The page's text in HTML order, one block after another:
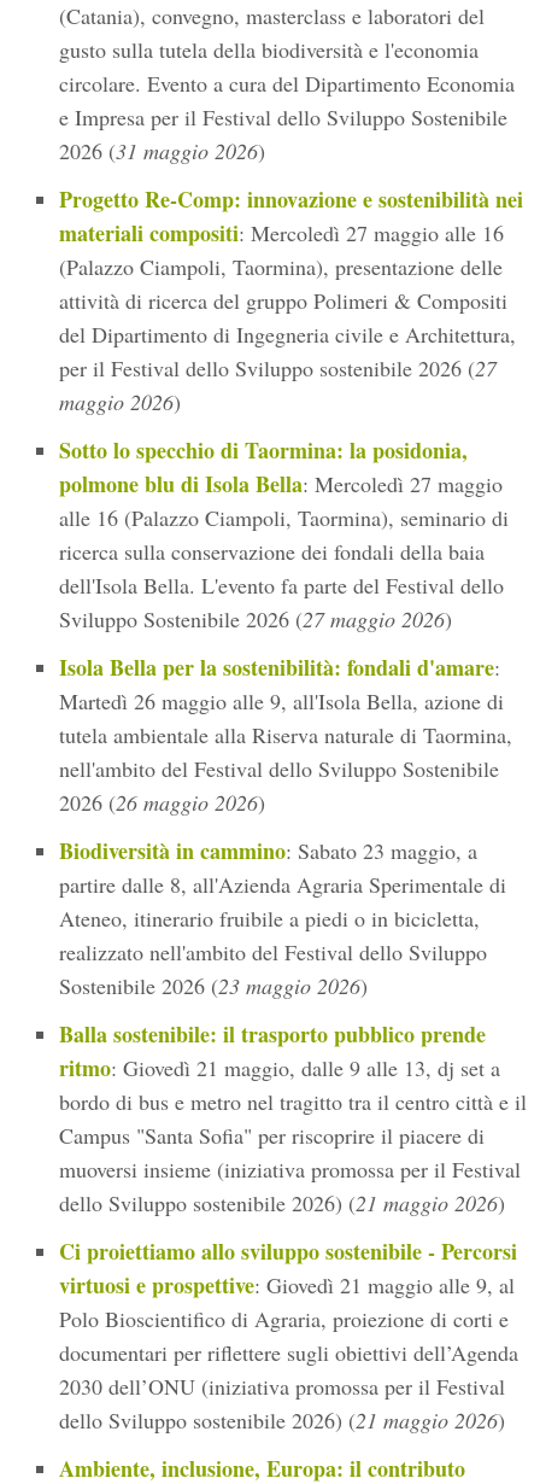
(Catania), convegno, masterclass e laboratori del
gusto sulla tutela della biodiversità e l'economia
circolare. Evento a cura del Dipartimento Economia
e Impresa per il Festival dello Sviluppo Sostenibile
2026 (31 maggio 2026)
Progetto Re-Comp: innovazione e sostenibilità nei
materiali compositi: Mercoledì 27 maggio alle 16
(Palazzo Ciampoli, Taormina), presentazione delle
attività di ricerca del gruppo Polimeri & Compositi
del Dipartimento di Ingegneria civile e Architettura,
per il Festival dello Sviluppo sostenibile 2026 (27
maggio 2026)
Sotto lo specchio di Taormina: la posidonia,
polmone blu di Isola Bella: Mercoledì 27 maggio
alle 16 (Palazzo Ciampoli, Taormina), seminario di
ricerca sulla conservazione dei fondali della baia
dell'Isola Bella. L'evento fa parte del Festival dello
Sviluppo Sostenibile 2026 (27 maggio 2026)
Isola Bella per la sostenibilità: fondali d'amare:
Martedì 26 maggio alle 9, all'Isola Bella, azione di
tutela ambientale alla Riserva naturale di Taormina,
nell'ambito del Festival dello Sviluppo Sostenibile
2026 (26 maggio 2026)
Biodiversità in cammino: Sabato 23 maggio, a
partire dalle 8, all'Azienda Agraria Sperimentale di
Ateneo, itinerario fruibile a piedi o in bicicletta,
realizzato nell'ambito del Festival dello Sviluppo
Sostenibile 2026 (23 maggio 2026)
Balla sostenibile: il trasporto pubblico prende
ritmo: Giovedì 21 maggio, dalle 9 alle 13, dj set a
bordo di bus e metro nel tragitto tra il centro città e il
Campus "Santa Sofia" per riscoprire il piacere di
muoversi insieme (iniziativa promossa per il Festival
dello Sviluppo sostenibile 2026) (21 maggio 2026)
Ci proiettiamo allo sviluppo sostenibile - Percorsi
virtuosi e prospettive: Giovedì 21 maggio alle 9, al
Polo Bioscientifico di Agraria, proiezione di corti e
documentari per riflettere sugli obiettivi dell’Agenda
2030 dell’ONU (iniziativa promossa per il Festival
dello Sviluppo sostenibile 2026) (21 maggio 2026)
Ambiente, inclusione, Europa: il contributo